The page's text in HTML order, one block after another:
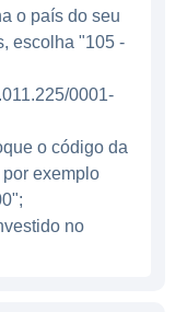
é gerar renda
rendimentos
investe.
aos
que seja
a
de
o país do seu
escolha "105 -
0001-
o código da
exemplo
no